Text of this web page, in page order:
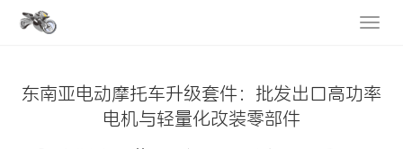
东南亚电动摩托车升级套件：批发出口高功率
电机与轻量化改装零部件